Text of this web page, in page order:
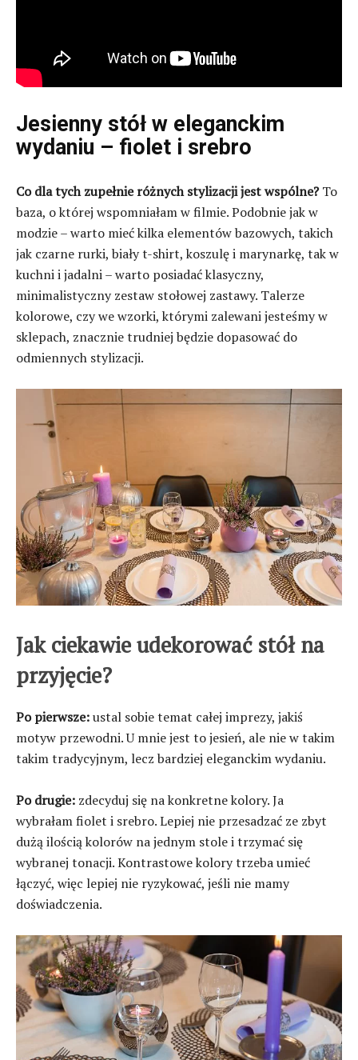
Jesienny stół w eleganckim
wydaniu – fiolet i srebro
Co dla tych zupełnie różnych stylizacji jest wspólne?To
baza, o której wspomniałam w filmie. Podobnie jak w
modzie – warto mieć kilka elementów bazowych, takich
jak czarne rurki, biały t-shirt, koszulę i marynarkę, tak w
kuchni i jadalni – warto posiadać klasyczny,
minimalistyczny zestaw stołowej zastawy. Talerze
kolorowe, czy we wzorki, którymi zalewani jesteśmy w
sklepach, znacznie trudniej będzie dopasować do
odmiennych stylizacji.
Jak ciekawie udekorować stół na
przyjęcie?
Po pierwsze:ustal sobie temat całej imprezy, jakiś
motyw przewodni. U mnie jest to jesień, ale nie w takim
takim tradycyjnym, lecz bardziej eleganckim wydaniu.
Po drugie: zdecyduj się na konkretne kolory. Ja
wybrałam fiolet i srebro. Lepiej nie przesadzać ze zbyt
dużą ilością kolorów na jednym stole i trzymać się
wybranej tonacji. Kontrastowe kolory trzeba umieć
łączyć, więc lepiej nie ryzykować, jeśli nie mamy
doświadczenia.